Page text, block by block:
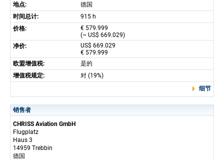
地点:
德国
时间总计:
915 h
价格:
€ 579.999
(~ US$ 669.029)
净价:
US$ 669.029
€ 579.999
欧盟增值税:
是的
增值税规定:
对 (19%)
细节
销售者
CHRISS Aviation GmbH
Flugplatz
Haus 3
14959 Trebbin
德国